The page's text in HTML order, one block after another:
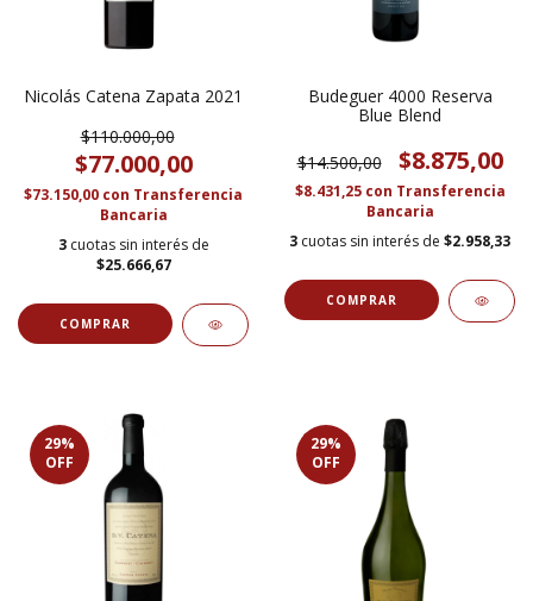
Nicolás Catena Zapata 2021
$110.000,00
$77.000,00
$73.150,00 con Transferencia
Bancaria
3 cuotas sin interés de
$25.666,67
Budeguer 4000 Reserva
Blue Blend
$14.500,00 $8.875,00
$8.431,25 con Transferencia
Bancaria
3 cuotas sin interés de $2.958,33
29%
OFF
29%
OFF